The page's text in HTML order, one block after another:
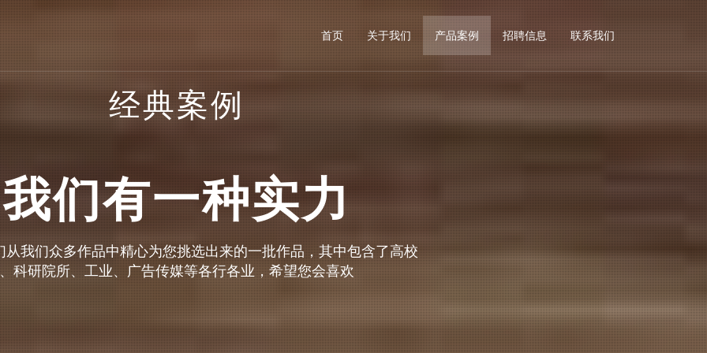
首页 关于我们 产品案例 招聘信息 联系我们
经典案例
我们有一种实力
从我们众多作品中精心为您挑选出来的一批作品，其中包含了高校
、科研院所、工业、广告传媒等各行各业，希望您会喜欢